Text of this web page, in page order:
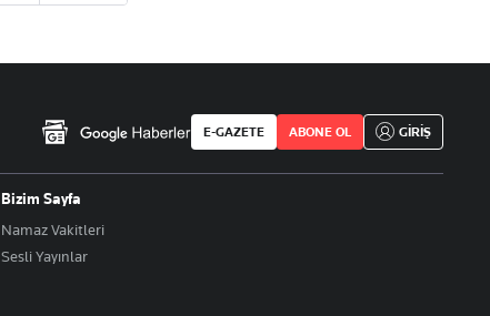
E-GAZETE ABONE OL GİRİŞ
Bizim Sayfa
Namaz Vakitleri
Sesli Yayınlar